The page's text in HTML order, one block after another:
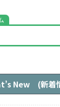
New (新着